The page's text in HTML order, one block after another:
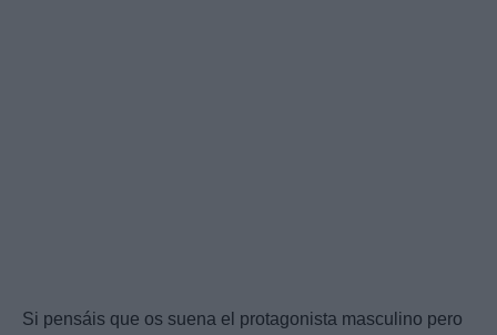
Si pensáis que os suena el protagonista masculino pero